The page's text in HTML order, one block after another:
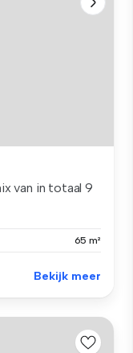
van in totaal 9
65 m²
Bekijk meer